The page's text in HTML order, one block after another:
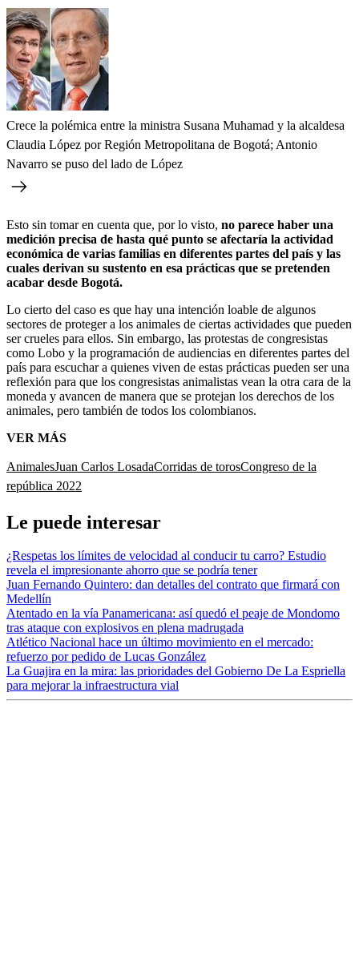
Crece la polémica entre la ministra Susana Muhamad y la alcaldesa
Claudia López por Región Metropolitana de Bogotá; Antonio
Navarro se puso del lado de López
Esto sin tomar en cuenta que, por lo visto, no parece haber una
medición precisa de hasta qué punto se afectaría la actividad
económica de varias familias en diferentes partes del país y las
cuales derivan su sustento en esa prácticas que se pretenden
acabar desde Bogotá.
Lo cierto del caso es que hay una intención loable de algunos
sectores de proteger a los animales de ciertas actividades que pueden
ser crueles para ellos. Sin embargo, las protestas de congresistas
como Lobo y la programación de audiencias en diferentes partes del
país para escuchar a quienes viven de estas prácticas pueden ser una
reflexión para que los congresistas animalistas vean la otra cara de la
moneda y avancen de manera que se protejan los derechos de los
animales, pero también de todos los colombianos.
VER MÁS
AnimalesJuan Carlos LosadaCorridas de torosCongreso de la
república 2022
Le puede interesar
¿Respetas los límites de velocidad al conducir tu carro? Estudio
revela el impresionante ahorro que se podría tener
Juan Fernando Quintero: dan detalles del contrato que firmará con
Medellín
Atentado en la vía Panamericana: así quedó el peaje de Mondomo
tras ataque con explosivos en plena madrugada
Atlético Nacional hace un último movimiento en el mercado:
refuerzo por pedido de Lucas González
La Guajira en la mira: las prioridades del Gobierno De La Espriella
para mejorar la infraestructura vial